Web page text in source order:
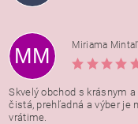
MM
Miriama
Skvelý obchod s krásnym
čistá, prehľadná a výber je
vrátime.